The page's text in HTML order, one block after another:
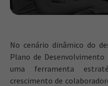
No cenário dinâmico do
Plano de
uma ferramenta
crescimento de